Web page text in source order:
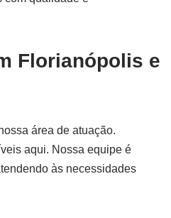
Florianópolis e
área de atuação.
aqui. Nossa equipe é
às necessidades